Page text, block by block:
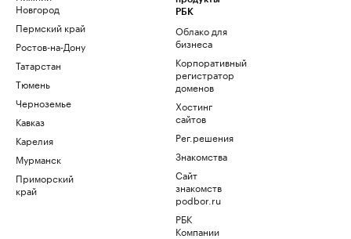
Новгород
Пермский край
Ростов-на-Дону
Татарстан
Тюмень
Черноземье
Кавказ
Карелия
Мурманск
Приморский
край
РБК
Облако для
бизнеса
Корпоративный
регистратор
доменов
Хостинг
сайтов
Рег.решения
Знакомства
Сайт
знакомств
podbor.ru
РБК
Компании